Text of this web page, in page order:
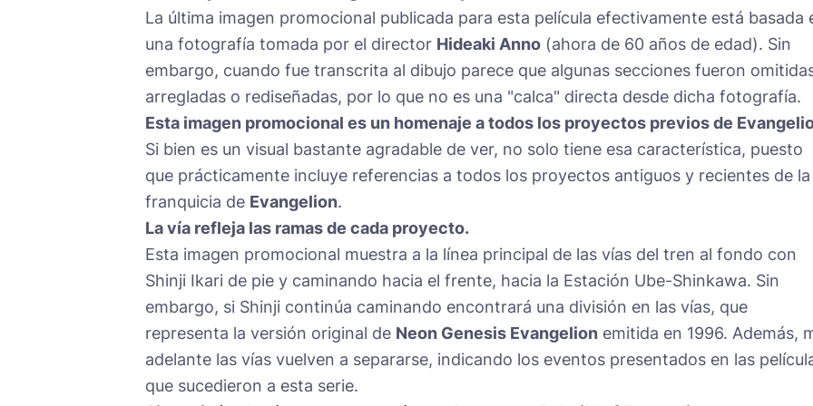
La última imagen promocional publicada para esta película efectivamente está basada
una fotografía tomada por el director Hideaki Anno (ahora de 60 años de edad). Sin
embargo, cuando fue transcrita al dibujo parece que algunas secciones fueron
arregladas o rediseñadas, por lo que no es una "calca" directa desde dicha fotografía.
Esta imagen promocional es un homenaje a todos los proyectos previos de
Si bien es un visual bastante agradable de ver, no solo tiene esa característica, puesto
que prácticamente incluye referencias a todos los proyectos antiguos y recientes de la
franquicia de Evangelion.
La vía refleja las ramas de cada proyecto.
Esta imagen promocional muestra a la línea principal de las vías del tren al fondo con
Shinji Ikari de pie y caminando hacia el frente, hacia la Estación Ube-Shinkawa. Sin
embargo, si Shinji continúa caminando encontrará una división en las vías, que
representa la versión original de Neon Genesis Evangelion emitida en 1996. Además,
adelante las vías vuelven a separarse, indicando los eventos presentados en las
que sucedieron a esta serie.